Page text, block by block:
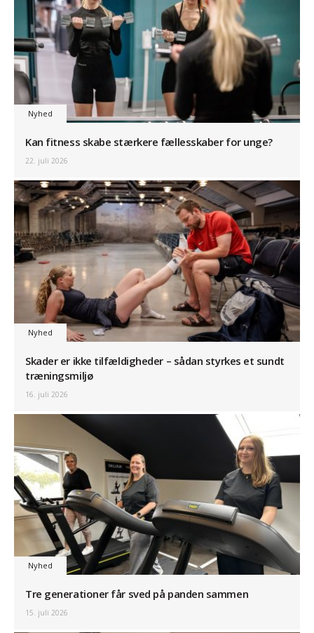
Nyhed
Kan fitness skabe stærkere fællesskaber for unge?
22. juli 2026
Nyhed
Skader er ikke tilfældigheder – sådan styrkes et sundt
træningsmiljø
16. juli 2026
Nyhed
Tre generationer får sved på panden sammen
15. juli 2026